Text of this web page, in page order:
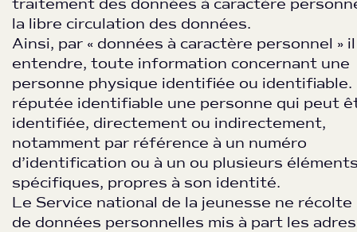
traitement des données à caractère
la libre circulation des données.
Ainsi, par « données à caractère personnel »
entendre, toute information concernant une
personne physique identifiée ou identifiable.
réputée identifiable une personne qui peut
identifiée, directement ou indirectement,
notamment par référence à un numéro
d’identification ou à un ou plusieurs
spécifiques, propres à son identité.
Le Service national de la jeunesse ne récolte
de données personnelles mis à part les